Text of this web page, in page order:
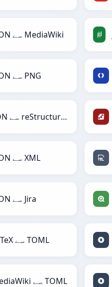
JSON سے MediaWiki
JSON سے PNG
JSON سے reStructuredText
JSON سے XML
JSON سے Jira
LaTeX سے TOML
MediaWiki سے TOML